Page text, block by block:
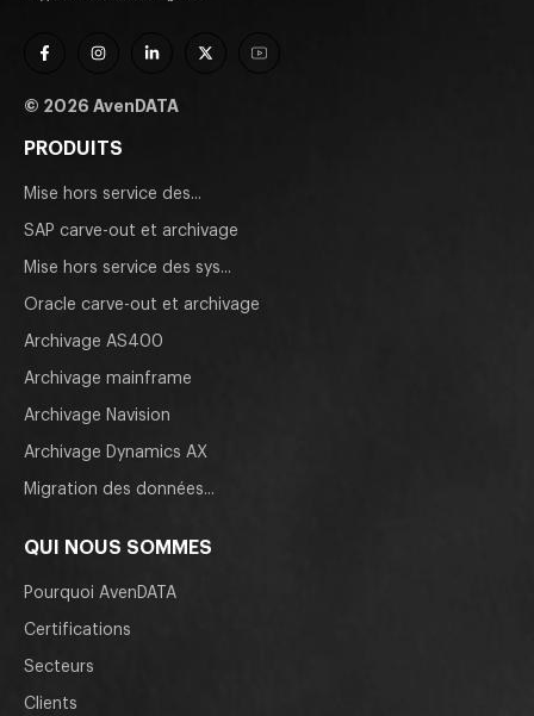
© 2026 AvenDATA
PRODUITS
Mise hors service des...
SAP carve-out et archivage
Mise hors service des sys...
Oracle carve-out et archivage
Archivage AS400
Archivage mainframe
Archivage Navision
Archivage Dynamics AX
Migration des données...
QUI NOUS SOMMES
Pourquoi AvenDATA
Certifications
Secteurs
Clients